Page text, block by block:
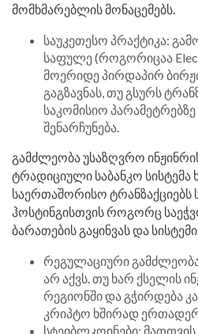
მომხმარებლის მონაცემებს.
საუკეთესო პრაქტიკა:
საფულე (როგორიცაა
მოერიდე პირდაპირ
გაგზავნას, თუ გსურს
საკომისიო
შენარჩუნება.
გამძლეობა უსაზღვრო
ტრადიციული საბანკო სისტემა
საერთაშორისო ტრანზაქციებს
ჰოსტინგისთვის როგორც
ბარათების გაყინვას და
რეგულაციური
არ აქვს. თუ ხარ ქსელის
რეგიონში და გჭირდება
კრიპტო ხშირად
სტეიბლკოინები: